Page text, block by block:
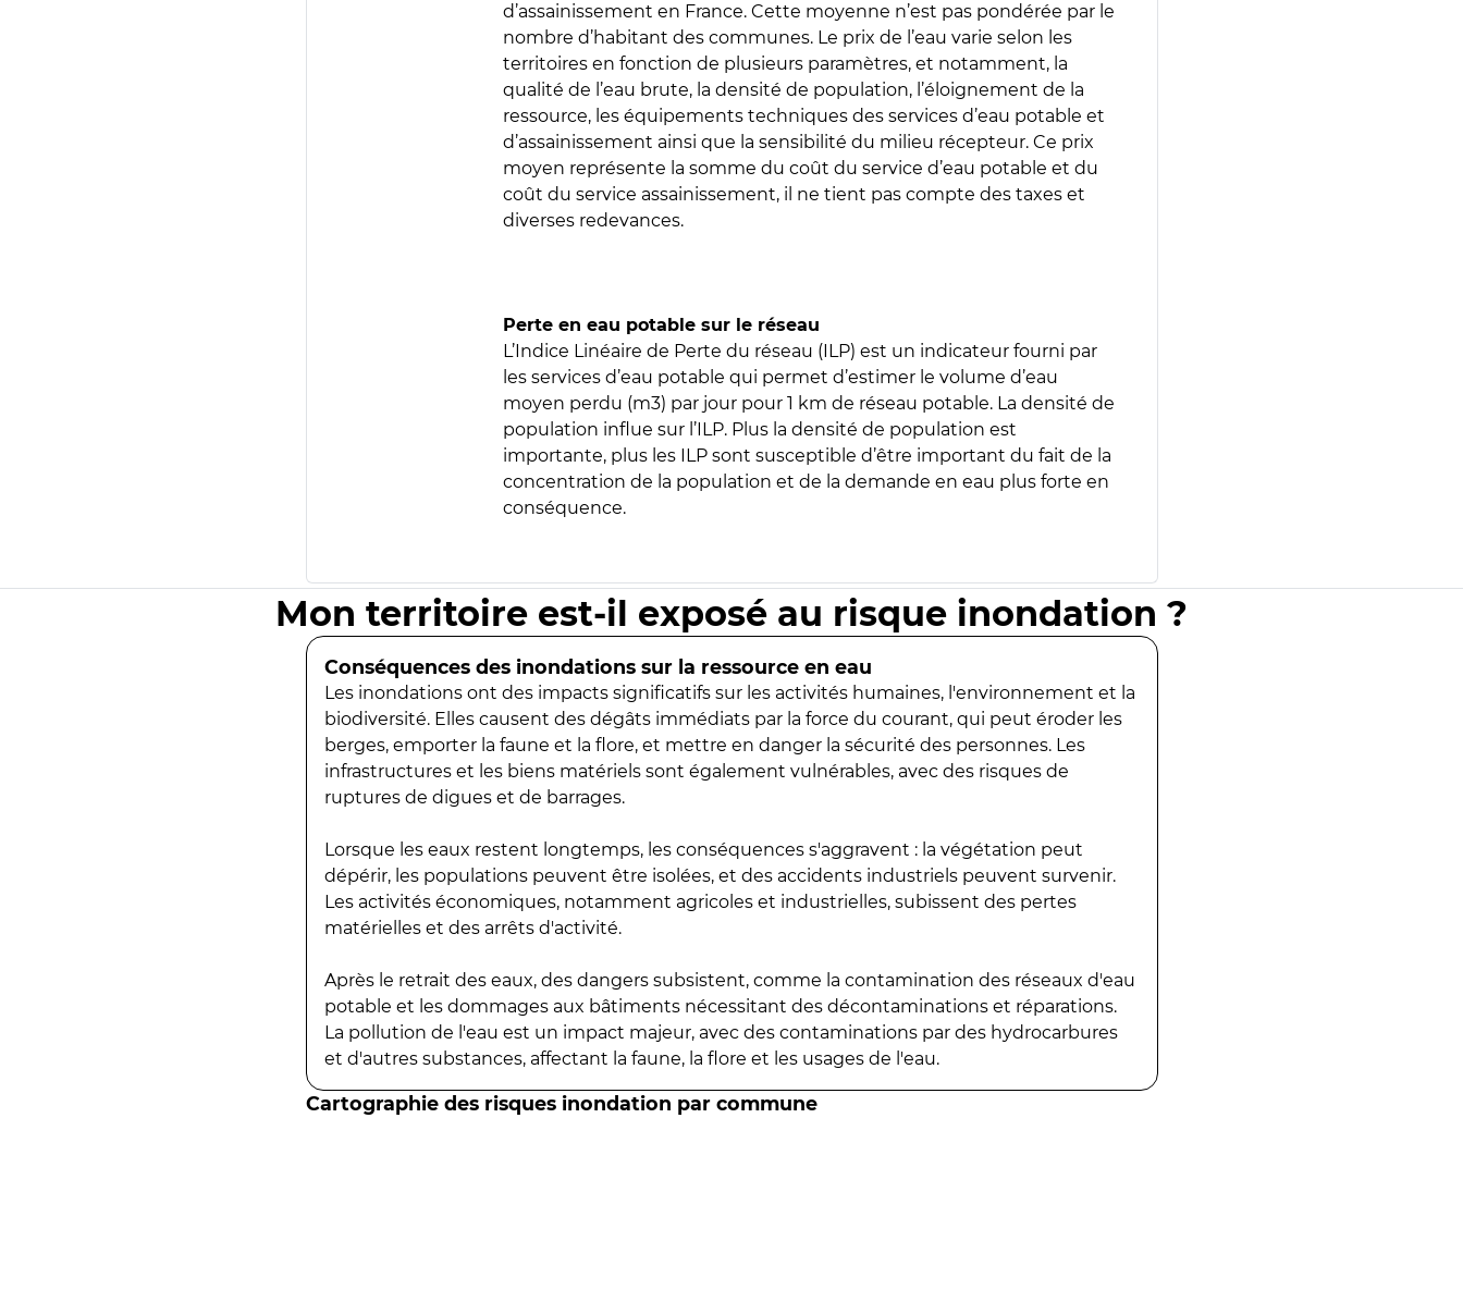
d’assainissement en France. Cette moyenne n’est pas pondérée par le
nombre d’habitant des communes. Le prix de l’eau varie selon les
territoires en fonction de plusieurs paramètres, et notamment, la
qualité de l’eau brute, la densité de population, l’éloignement de la
ressource, les équipements techniques des services d’eau potable et
d’assainissement ainsi que la sensibilité du milieu récepteur. Ce prix
moyen représente la somme du coût du service d’eau potable et du
coût du service assainissement, il ne tient pas compte des taxes et
diverses redevances.
Perte en eau potable sur le réseau
L’Indice Linéaire de Perte du réseau (ILP) est un indicateur fourni par
les services d’eau potable qui permet d’estimer le volume d’eau
moyen perdu (m3) par jour pour 1 km de réseau potable. La densité de
population influe sur l’ILP. Plus la densité de population est
importante, plus les ILP sont susceptible d’être important du fait de la
concentration de la population et de la demande en eau plus forte en
conséquence.
Mon territoire est-il exposé au risque inondation ?
Conséquences des inondations sur la ressource en eau
Les inondations ont des impacts significatifs sur les activités humaines, l'environnement et la
biodiversité. Elles causent des dégâts immédiats par la force du courant, qui peut éroder les
berges, emporter la faune et la flore, et mettre en danger la sécurité des personnes. Les
infrastructures et les biens matériels sont également vulnérables, avec des risques de
ruptures de digues et de barrages.
Lorsque les eaux restent longtemps, les conséquences s'aggravent : la végétation peut
dépérir, les populations peuvent être isolées, et des accidents industriels peuvent survenir.
Les activités économiques, notamment agricoles et industrielles, subissent des pertes
matérielles et des arrêts d'activité.
Après le retrait des eaux, des dangers subsistent, comme la contamination des réseaux d'eau
potable et les dommages aux bâtiments nécessitant des décontaminations et réparations.
La pollution de l'eau est un impact majeur, avec des contaminations par des hydrocarbures
et d'autres substances, affectant la faune, la flore et les usages de l'eau.
Cartographie des risques inondation par commune